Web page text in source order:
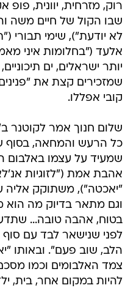
רוק, מזרחית, יוונית, פופ
שבו הקול של חיים משה
לא יודעת"), שימי תבורי
אלעד ("בחלומות איני
יותר ישראלים, ים
שמזכירים קצת את
קובי אפללו.
שלום חנוך אמר לקוטנר
כל הרעש והמחאה, בסוף
שמעיד על עצמו באלבום
אהבת אמת ("לזוגיות
"יאכטה"), משתוקק אליה
וגם מתאר בדיוק מה הוא
בטוח, אהבה טובה...
לפני שנישאר לבד עם
הלב, שוב פעם". ובאותו
צמד האלבומים וכמו
להיות במקום אחר, בית,